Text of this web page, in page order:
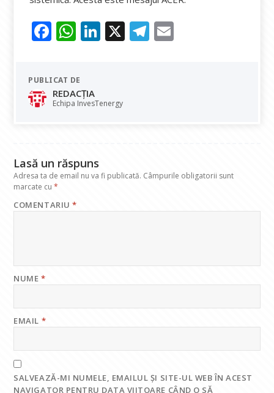
F
e
b
o
W
at
s
A
Li
dI
X T
PUBLICAT DE
REDACȚIA
Echipa InvesTenergy
Lasă un răspuns
Adresa ta de email nu va fi publicată. Câmpurile obligatorii sunt
marcate cu*
COMENTARIU*
NUME*
EMAIL *
SALVEAZĂ-MI NUMELE, EMAILUL ȘI SITE-UL WEB ÎN ACEST
NAVIGATOR PENTRU DATA VIITOARE CÂND O SĂ